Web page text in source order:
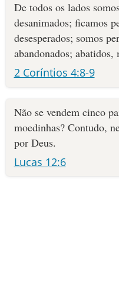
De todos os lados
desanimados; ficamos
desesperados; somos
abandonados; abatidos,
2 Coríntios 4:8-9
Não se vendem cinco
moedinhas? Contudo,
por Deus.
Lucas 12:6